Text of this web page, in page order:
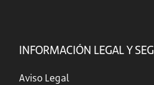
INFORMACIÓN LEGAL Y
Aviso Legal